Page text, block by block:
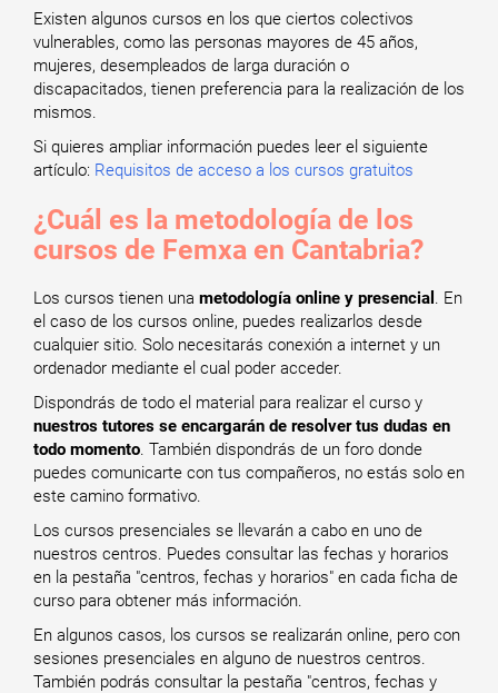
Existen algunos cursos en los que ciertos colectivos
vulnerables, como las personas mayores de 45 años,
mujeres, desempleados de larga duración o
discapacitados, tienen preferencia para la realización de los
mismos.
Si quieres ampliar información puedes leer el siguiente
artículo: Requisitos de acceso a los cursos gratuitos
¿Cuál es la metodología de los
cursos de Femxa en Cantabria?
Los cursos tienen una metodología online y presencial . En
el caso de los cursos online, puedes realizarlos desde
cualquier sitio. Solo necesitarás conexión a internet y un
ordenador mediante el cual poder acceder.
Dispondrás de todo el material para realizar el curso y
nuestros tutores se encargarán de resolver tus dudas en
todo momento. También dispondrás de un foro donde
puedes comunicarte con tus compañeros, no estás solo en
este camino formativo.
Los cursos presenciales se llevarán a cabo en uno de
nuestros centros. Puedes consultar las fechas y horarios
en la pestaña "centros, fechas y horarios" en cada ficha de
curso para obtener más información.
En algunos casos, los cursos se realizarán online, pero con
sesiones presenciales en alguno de nuestros centros.
También podrás consultar la pestaña "centros, fechas y